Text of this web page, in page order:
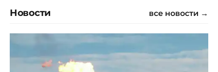
Новости все новости →